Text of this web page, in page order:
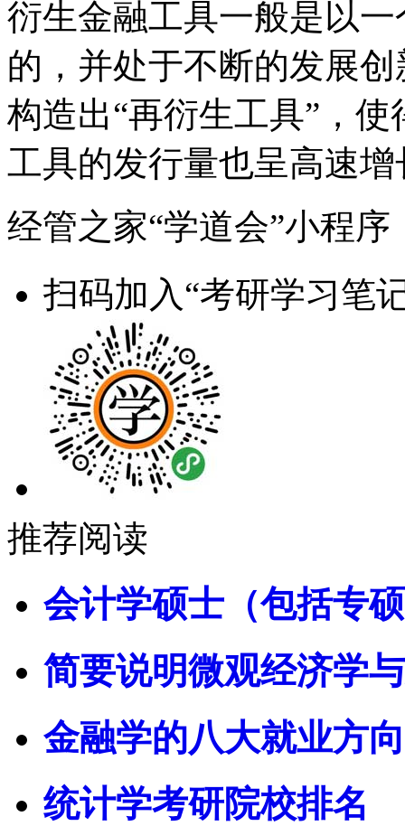
衍生金融工具一般是以
的，并处于不断的发展
构造出“再衍生工具”，
工具的发行量也呈高速增
经管之家“学道会”小程序
扫码加入“考研学习笔
推荐阅读
会计学硕士（包括专
简要说明微观经济学
金融学的八大就业方
统计学考研院校排名